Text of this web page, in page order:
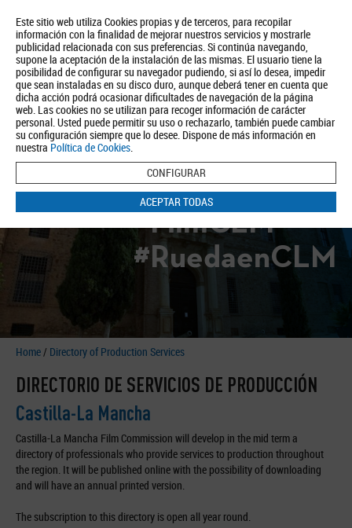
Este sitio web utiliza Cookies propias y de terceros, para recopilar
información con la finalidad de mejorar nuestros servicios y mostrarle
publicidad relacionada con sus preferencias. Si continúa navegando,
supone la aceptación de la instalación de las mismas. El usuario tiene la
posibilidad de configurar su navegador pudiendo, si así lo desea, impedir
que sean instaladas en su disco duro, aunque deberá tener en cuenta que
dicha acción podrá ocasionar dificultades de navegación de la página
web. Las cookies no se utilizan para recoger información de carácter
personal. Usted puede permitir su uso o rechazarlo, también puede cambiar
su configuración siempre que lo desee. Dispone de más información en
nuestra Política de Cookies.
CONFIGURAR
ACEPTAR TODAS
About us Tourism Política de Privacidad Aviso Legal Política de Cookies
BUSCAR
#FilmCLM
#RuedaenCLM
Home/ Directory of Production Services
DIRECTORIO DE SERVICIOS DE PRODUCCIÓN
Castilla-La Mancha
Castilla-La Mancha Film Commission will develop in the mid term a
directory of professionals who provide services to production throughout
the region. It will be published online with the possibility of downloading
and will have an annual printed version.
The subscription to this directory is open all year round.